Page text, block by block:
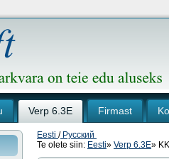
Verp 6.3E Firmast
Eesti /Русский
Te olete siin: Eesti» Verp 6.3E»